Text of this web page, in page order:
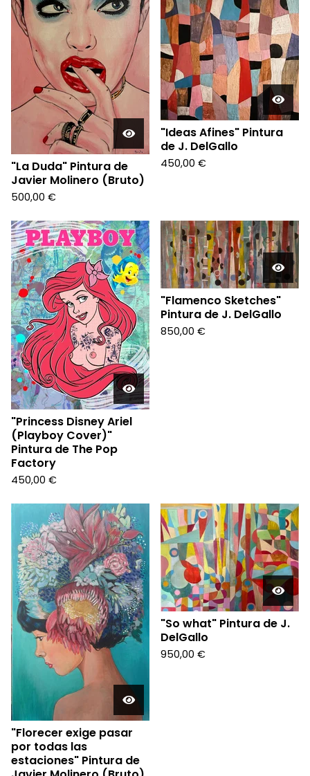
"La Duda" Pintura de
Javier Molinero (Bruto)
500,00 €
"Ideas Afines" Pintura
de J. DelGallo
450,00 €
"Princess Disney Ariel
(Playboy Cover)"
Pintura de The Pop
Factory
450,00 €
"Flamenco Sketches"
Pintura de J. DelGallo
850,00 €
"Florecer exige pasar
por todas las
estaciones" Pintura de
"So what" Pintura de J.
DelGallo
950,00 €